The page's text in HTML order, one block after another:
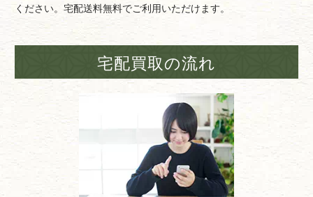
ください。宅配送料無料でご利用いただけます。
宅配買取の流れ